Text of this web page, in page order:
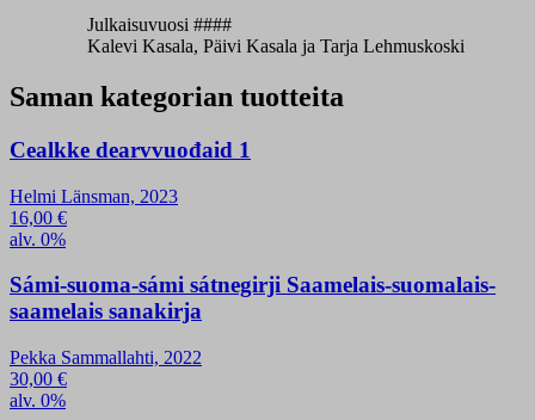
Julkaisuvuosi ####
Kalevi Kasala, Päivi Kasala ja Tarja Lehmuskoski
Saman kategorian tuotteita
Cealkke dearvvuođaid 1
Helmi Länsman, 2023
16,00 €
alv. 0%
Sámi-suoma-sámi sátnegirji Saamelais-suomalais-
saamelais sanakirja
Pekka Sammallahti, 2022
30,00 €
alv. 0%